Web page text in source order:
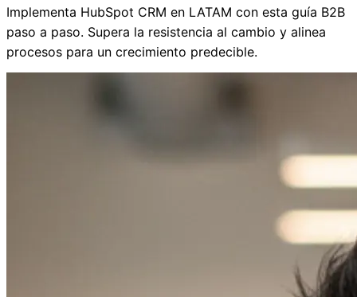
Implementa HubSpot CRM en LATAM con esta guía B2B
paso a paso. Supera la resistencia al cambio y alinea
procesos para un crecimiento predecible.